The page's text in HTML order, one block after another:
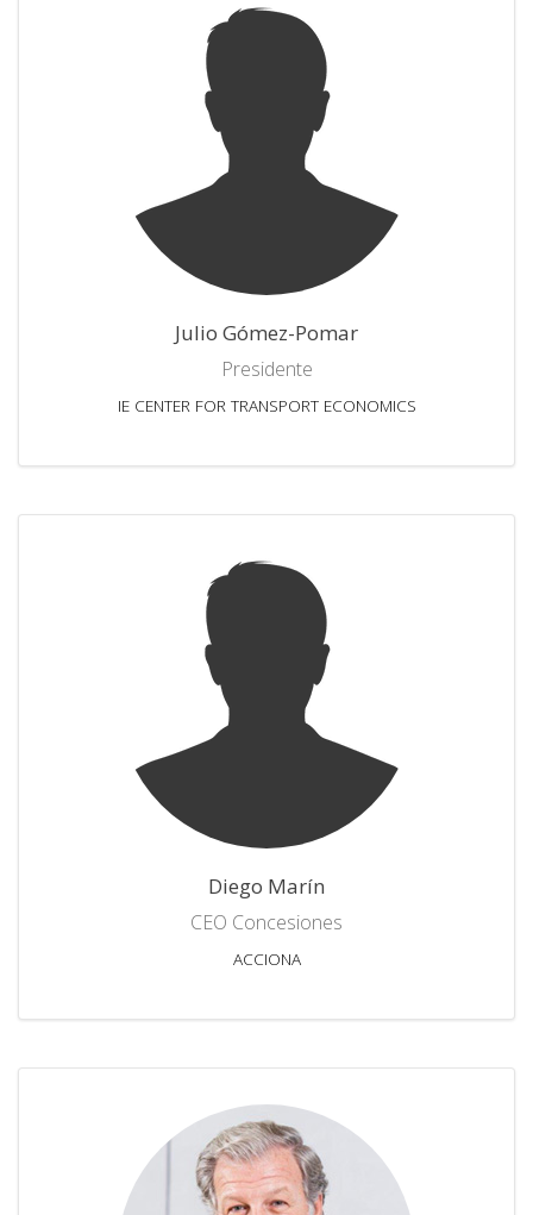
Julio Gómez-Pomar
Presidente
IE CENTER FOR TRANSPORT ECONOMICS
Diego Marín
CEO Concesiones
ACCIONA